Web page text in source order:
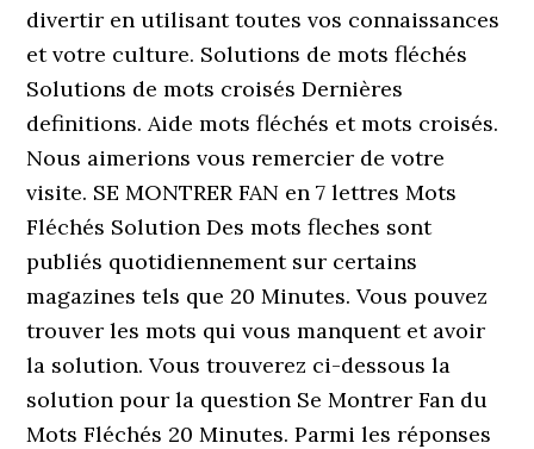
divertir en utilisant toutes vos connaissances
et votre culture. Solutions de mots fléchés
Solutions de mots croisés Dernières
definitions. Aide mots fléchés et mots croisés.
Nous aimerions vous remercier de votre
visite. SE MONTRER FAN en 7 lettres Mots
Fléchés Solution Des mots fleches sont
publiés quotidiennement sur certains
magazines tels que 20 Minutes. Vous pouvez
trouver les mots qui vous manquent et avoir
la solution. Vous trouverez ci-dessous la
solution pour la question Se Montrer Fan du
Mots Fléchés 20 Minutes. Parmi les réponses